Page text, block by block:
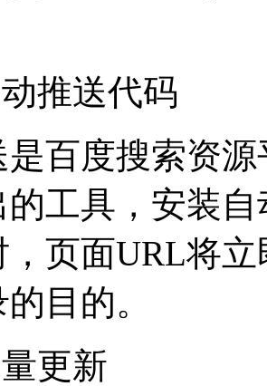
推送代码
是百度搜索资
工具，安装
页面URL将
目的。
更新